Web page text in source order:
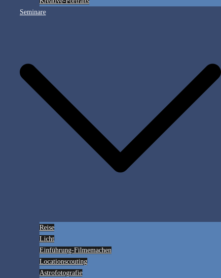
Seminare
Reise
Licht
Einführung-Filmemachen
Locationscouting
Astrofotografie